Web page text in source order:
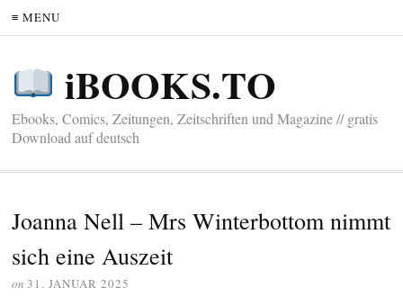
≡ MENU
iBOOKS.TO
Ebooks, Comics, Zeitungen, Zeitschriften und Magazine // gratis
Download auf deutsch
Joanna Nell – Mrs Winterbottom nimmt
sich eine Auszeit
on 31. JANUAR 2025